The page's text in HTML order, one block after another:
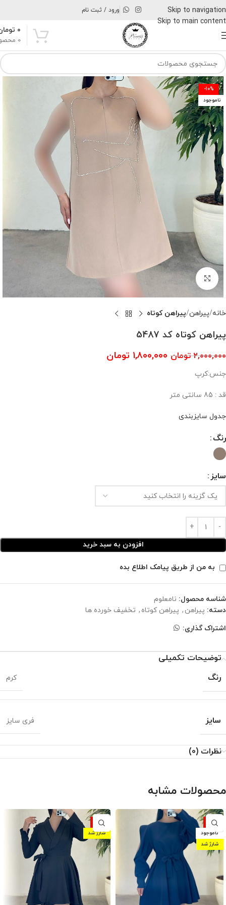
Skip to navigation
Skip to main content
ورود / ثبت نام
0
۰
-10%
ناموجود
بزرگنمایی تصویر
خانه پیراهن پیراهن کوتاه
پیراهن کوتاه کد 5487
۲,۰۰۰,۰۰۰ تومان ۱,۸۰۰,۰۰۰ تومان
جنس:کرپ
قد : 85 سانتی متر
جدول سایزبندی
رنگ
سایز
افزودن به سبد خرید
به من از طریق پیامک اطلاع بده
شناسه محصول: نامعلوم
دسته: پیراهن , پیراهن کوتاه , تخفیف خورده ها
اشتراک گذاری:
توضیحات تکمیلی
رنگ
کرم
سایز فری سایز
نظرات (0)
محصولات مشابه
-10%
ناموجود
شارژ شد
-10%
شارژ شد